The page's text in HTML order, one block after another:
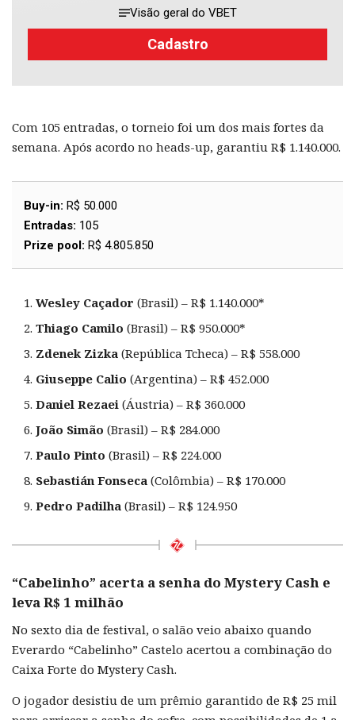
Visão geral do VBET
Cadastro
Com 105 entradas, o torneio foi um dos mais fortes da
semana. Após acordo no heads-up, garantiu R$ 1.140.000.
Buy-in: R$ 50.000
Entradas: 105
Prize pool: R$ 4.805.850
Wesley Caçador (Brasil) – R$ 1.140.000*
Thiago Camilo (Brasil) – R$ 950.000*
Zdenek Zizka (República Tcheca) – R$ 558.000
Giuseppe Calio (Argentina) – R$ 452.000
Daniel Rezaei (Áustria) – R$ 360.000
João Simão (Brasil) – R$ 284.000
Paulo Pinto (Brasil) – R$ 224.000
Sebastián Fonseca (Colômbia) – R$ 170.000
Pedro Padilha (Brasil) – R$ 124.950
“Cabelinho” acerta a senha do Mystery Cash e
leva R$ 1 milhão
No sexto dia de festival, o salão veio abaixo quando
Everardo “Cabelinho” Castelo acertou a combinação do
Caixa Forte do Mystery Cash.
O jogador desistiu de um prêmio garantido de R$ 25 mil